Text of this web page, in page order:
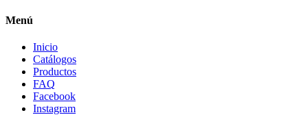
Menú
Inicio
Catálogos
Productos
FAQ
Facebook
Instagram